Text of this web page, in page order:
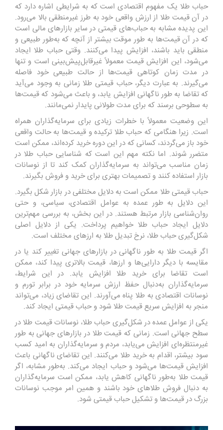
حباب طلا یک مفهوم اقتصادی است که به شرایطی اشاره دارد که
در آن قیمت طلا از ارزش واقعی خود به طرز غیرمنطقی بالا می‌رود.
این پدیده مشابه به حباب‌های قیمتی در سایر بازارهای مالی است
که در آن قیمت‌ها به طور موقت بیشتر از آنچه که به‌طور طبیعی و
منطقی باید باشند، افزایش پیدا می‌کنند. وقتی حباب طلا ایجاد
می‌شود، این افزایش قیمت معمولاً غیرقابل‌پیش‌بینی است و تنها
در مدت زمان کوتاهی قیمت‌ها از حالت طبیعی خود فاصله
می‌گیرند. به عبارت دیگر، حباب قیمتی طلا زمانی به وجود می‌آید
که تقاضا به طور ناگهانی افزایش یابد، و باعث می‌شود که قیمت‌ها
به سطوحی برسند که برای مدت طولانی پایدار نمی‌مانند.
این وضعیت معمولاً با خطرات زیادی برای سرمایه‌گذاران همراه
است. زیرا هنگامی که حباب طلا ترکیده و قیمت‌ها به حالت واقعی
خود باز می‌گردند، کسانی که در این دوره خرید کرده‌اند، ممکن است
متضرر شوند. اما نکته مهم این است که شناسایی حباب طلا در
زمان مناسب می‌تواند به سرمایه‌گذاران کمک کند تا از نوسانات
بازار استفاده کنند و تصمیمات بهتری برای خرید و فروش بگیرند.
حباب قیمتی طلا ممکن است به دلایل مختلفی در بازار شکل بگیرد.
این دلایل به طور عمده به عوامل اقتصادی، سیاسی، و حتی
روان‌شناسی بازار مرتبط هستند. در این بخش، به بررسی مهم‌ترین
دلایل ایجاد حباب طلا خواهیم پرداخت. یکی از دلایل اصلی
شکل‌گیری حباب طلا، نرخ تبدیل طلا به ارزهای مختلف است.
اگر قیمت طلا به طور ناگهانی در بازارهای جهانی تغییر کند یا در
مقایسه با دیگر دارایی‌ها و ارزها، قیمت بالاتری پیدا کند، ممکن
است تقاضا برای خرید طلا افزایش یابد. در این شرایط،
سرمایه‌گذاران به‌دنبال حفظ ارزش سرمایه خود در برابر تورم و
نوسانات اقتصادی به طلا پناه می‌آورند. این تقاضای زیاد، می‌تواند
منجر به افزایش سریع قیمت طلا شود و حباب قیمتی ایجاد کند.
یکی از عوامل عمده در شکل‌گیری حباب طلا، نوسانات قیمت طلا در
سطح جهانی است. زمانی که قیمت طلا در بازارهای جهانی به طور
غیرمنتظره‌ای افزایش می‌یابد، مردم و سرمایه‌گذاران به امید کسب
سود بیشتر، اقدام به خرید طلا می‌کنند. این تقاضای ناگهانی باعث
افزایش قیمت‌ها می‌شود و حباب ایجاد می‌کند. به‌طور مشابه، اگر
قیمت طلا به‌طور ناگهانی کاهش یابد، ممکن است سرمایه‌گذاران
به دنبال فروش طلاهای خود باشند و همین امر موجب نوسانات
بزرگ در قیمت‌ها و تشکیل حباب قیمتی شود.